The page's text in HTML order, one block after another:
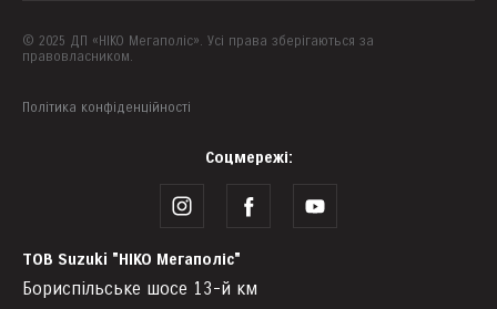
Аксесуари
Наша команда
Контакти
© 2025 ДП «НІКО Мегаполіс». Усі права зберігаються за
правовласником.
Політика конфіденційності
Соцмережі:
ТОВ Suzuki "НІКО Мегаполіс"
Бориспільське шосе 13-й км